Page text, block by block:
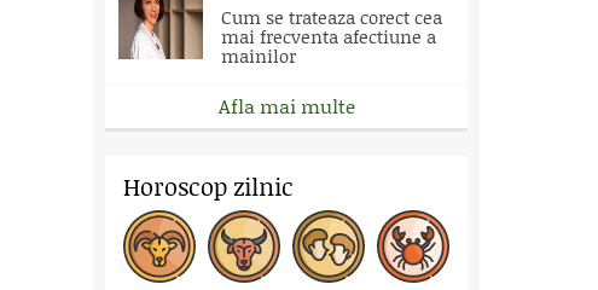
Cum se trateaza corect cea
mai frecventa afectiune a
mainilor
Afla mai multe
Horoscop zilnic